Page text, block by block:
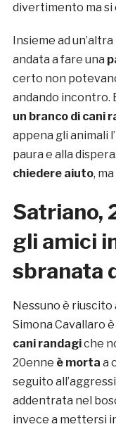
divertimento ma si
Insieme ad
andata a fare una
certo non
andando incontro.
un branco di cani
appena gli animali
paura e alla
chiedere aiuto,
Satriano,
gli amici
sbranata
Nessuno è
Simona Cavallaro
cani randagiche
20enne è morta a
seguito
addentrata nel
invece a mettersi